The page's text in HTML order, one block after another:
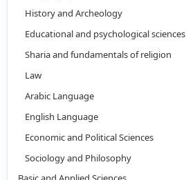
History and Archeology
Educational and psychological sciences
Sharia and fundamentals of religion
Law
Arabic Language
English Language
Economic and Political Sciences
Sociology and Philosophy